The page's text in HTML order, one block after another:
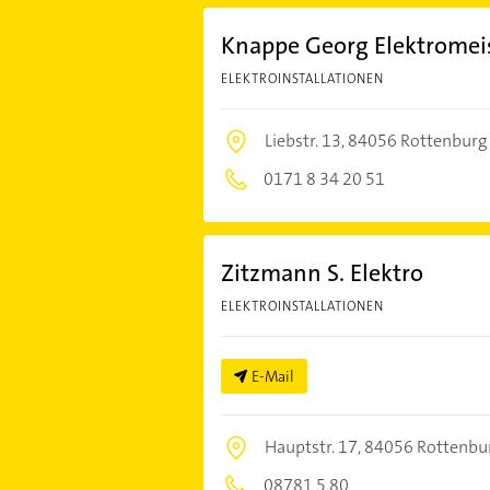
Knappe Georg
ELEKTROINSTALLATIONEN
Liebstr. 13,84056 Rottenburg
0171 8 34 20 51
Zitzmann S. Elektro
ELEKTROINSTALLATIONEN
E-Mail
Hauptstr. 17,84056
08781 5 80